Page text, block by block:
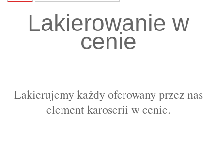
Lakierowanie w
cenie
Lakierujemy każdy oferowany przez nas
element karoserii w cenie.